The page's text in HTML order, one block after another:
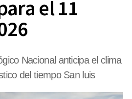
el 11
Nacional anticipa el clima
del tiempo San luis